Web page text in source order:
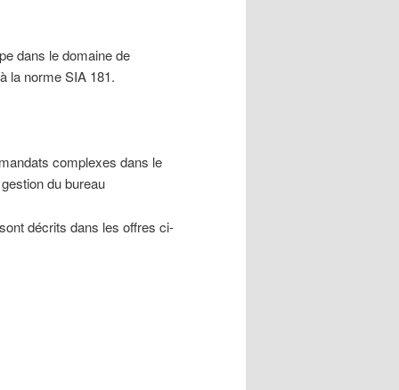
dans le domaine de
la norme SIA 181.
complexes dans le
du bureau
décrits dans les offres ci-